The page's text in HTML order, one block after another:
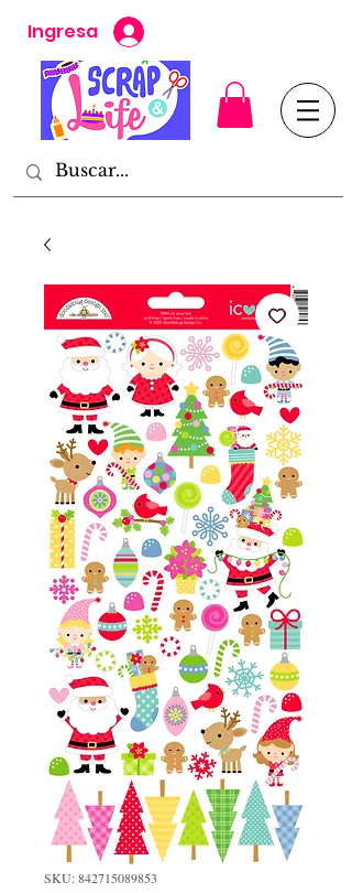
Ingresa
SKU: 842715089853